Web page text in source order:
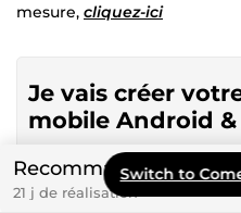
mesure, cliquez-ici
Je vais créer
mobile Android &
Service basiquepour
7 jours de réalisation
Recommandé
21 j de réalisation
Switch to